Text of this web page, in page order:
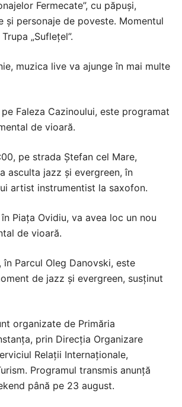
Fermecate”, cu păpuși,
și personaje de poveste. Momentul
„Suflețel”.
muzica live va ajunge în mai multe
Faleza Cazinoului, este programat
de vioară.
pe strada Ștefan cel Mare,
asculta jazz și evergreen, în
artist instrumentist la saxofon.
Piața Ovidiu, va avea loc un nou
de vioară.
în Parcul Oleg Danovski, este
de jazz și evergreen, susținut
organizate de Primăria
prin Direcția Organizare
Relații Internaționale,
Programul transmis anunță
până pe 23 august.